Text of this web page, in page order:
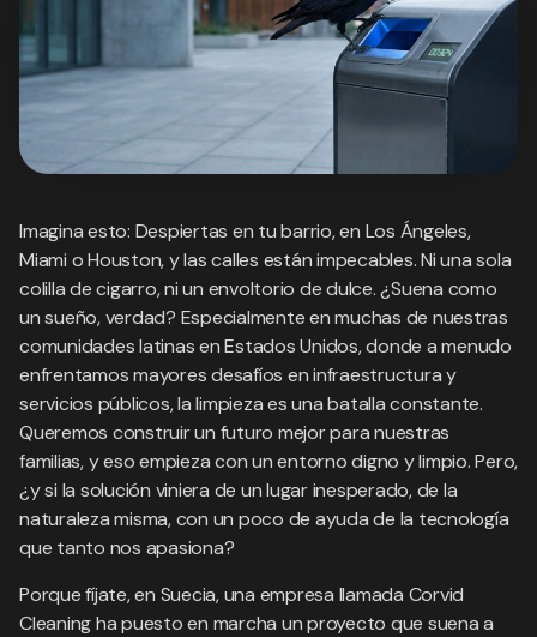
Imagina esto: Despiertas en tu barrio, en Los Ángeles,
Miami o Houston, y las calles están impecables. Ni una sola
colilla de cigarro, ni un envoltorio de dulce. ¿Suena como
un sueño, verdad? Especialmente en muchas de nuestras
comunidades latinas en Estados Unidos, donde a menudo
enfrentamos mayores desafíos en infraestructura y
servicios públicos, la limpieza es una batalla constante.
Queremos construir un futuro mejor para nuestras
familias, y eso empieza con un entorno digno y limpio. Pero,
¿y si la solución viniera de un lugar inesperado, de la
naturaleza misma, con un poco de ayuda de la tecnología
que tanto nos apasiona?
Porque fíjate, en Suecia, una empresa llamada Corvid
Cleaning ha puesto en marcha un proyecto que suena a